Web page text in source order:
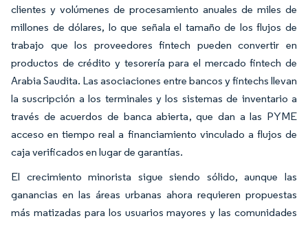
clientes y volúmenes de procesamiento anuales de miles de
millones de dólares, lo que señala el tamaño de los flujos de
trabajo que los proveedores fintech pueden convertir en
productos de crédito y tesorería para el mercado fintech de
Arabia Saudita. Las asociaciones entre bancos y fintechs llevan
la suscripción a los terminales y los sistemas de inventario a
través de acuerdos de banca abierta, que dan a las PYME
acceso en tiempo real a financiamiento vinculado a flujos de
caja verificados en lugar de garantías.
El crecimiento minorista sigue siendo sólido, aunque las
ganancias en las áreas urbanas ahora requieren propuestas
más matizadas para los usuarios mayores y las comunidades